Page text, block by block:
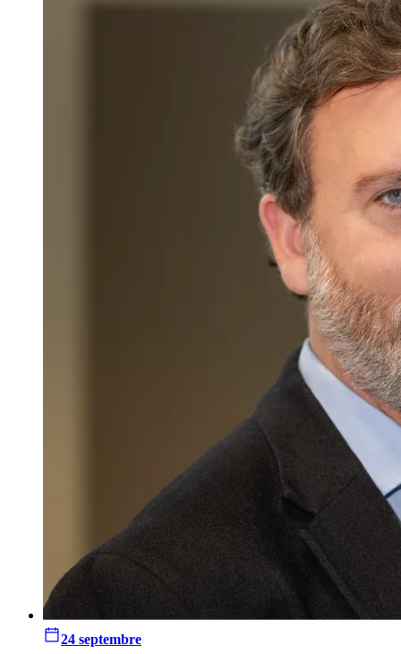
24 septembre